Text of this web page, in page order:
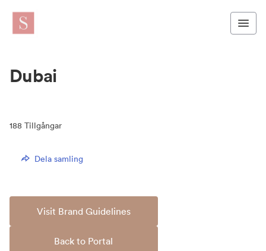
Dubai
188 Tillgångar
Dela samling
Visit Brand Guidelines
Back to Portal